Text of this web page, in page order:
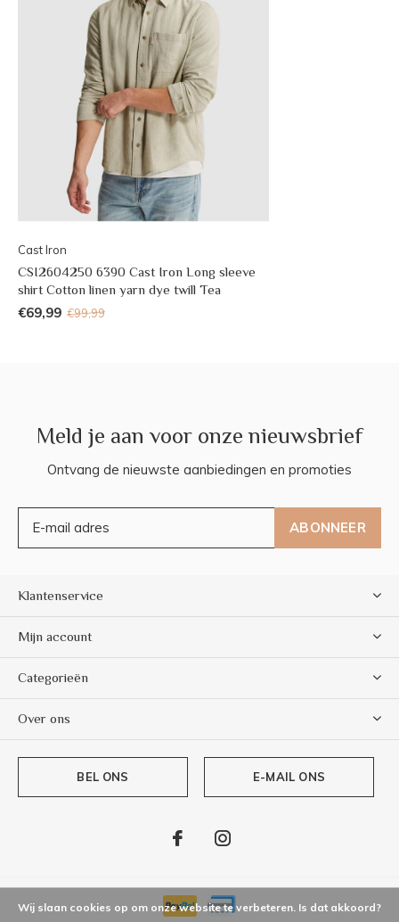
Cast Iron
CSI2604250 6390 Cast Iron Long sleeve
shirt Cotton linen yarn dye twill Tea
€69,99 €99,99
Meld je aan voor onze nieuwsbrief
Ontvang de nieuwste aanbiedingen en promoties
ABONNEER
Klantenservice
Mijn account
Categorieën
Over ons
BEL ONS E-MAIL ONS
Wij slaan cookies op om onze website te verbeteren. Is dat akkoord?